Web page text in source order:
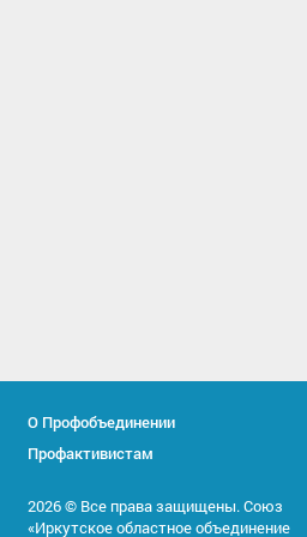
О Профобъединении
Профактивистам
2026 © Все права защищены. Союз
«Иркутское областное объединение